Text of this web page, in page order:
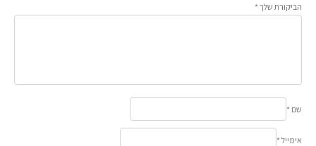
הביקורת שלך *
שם *
אימייל *